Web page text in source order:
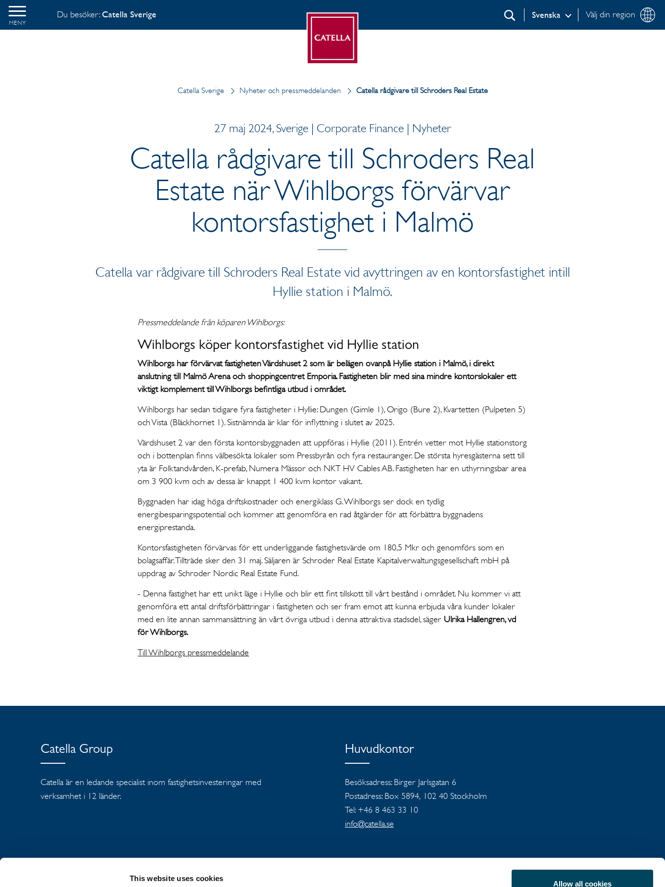
This website uses cookies
Allow all cookies
MENY
Du besöker:Catella Sverige Välj din region
Svenska
Sök
Catella Sverige Nyheter och pressmeddelanden Catella rådgivare till Schroders Real Estate
27 maj 2024, Sverige | Corporate Finance | Nyheter
Catella rådgivare till Schroders Real
Estate när Wihlborgs förvärvar
kontorsfastighet i Malmö
Catella var rådgivare till Schroders Real Estate vid avyttringen av en kontorsfastighet intill
Hyllie station i Malmö.
Pressmeddelande från köparen Wihlborgs:
Wihlborgs köper kontorsfastighet vid Hyllie station
Wihlborgs har förvärvat fastigheten Värdshuset 2 som är belägen ovanpå Hyllie station i Malmö, i direkt
anslutning till Malmö Arena och shoppingcentret Emporia. Fastigheten blir med sina mindre kontorslokaler ett
viktigt komplement till Wihlborgs befintliga utbud i området.
Wihlborgs har sedan tidigare fyra fastigheter i Hyllie: Dungen (Gimle 1), Origo (Bure 2), Kvartetten (Pulpeten 5)
och Vista (Bläckhornet 1). Sistnämnda är klar för inflyttning i slutet av 2025.
Värdshuset 2 var den första kontorsbyggnaden att uppföras i Hyllie (2011). Entrén vetter mot Hyllie stationstorg
och i bottenplan finns välbesökta lokaler som Pressbyrån och fyra restauranger. De största hyresgästerna sett till
yta är Folktandvården, K-prefab, Numera Mässor och NKT HV Cables AB. Fastigheten har en uthyrningsbar area
om 3 900 kvm och av dessa är knappt 1 400 kvm kontor vakant.
Byggnaden har idag höga driftskostnader och energiklass G. Wihlborgs ser dock en tydlig
energibesparingspotential och kommer att genomföra en rad åtgärder för att förbättra byggnadens
energiprestanda.
Kontorsfastigheten förvärvas för ett underliggande fastighetsvärde om 180,5 Mkr och genomförs som en
bolagsaffär. Tillträde sker den 31 maj. Säljaren är Schroder Real Estate Kapitalverwaltungsgesellschaft mbH på
uppdrag av Schroder Nordic Real Estate Fund.
- Denna fastighet har ett unikt läge i Hyllie och blir ett fint tillskott till vårt bestånd i området. Nu kommer vi att
genomföra ett antal driftsförbättringar i fastigheten och ser fram emot att kunna erbjuda våra kunder lokaler
med en lite annan sammansättning än vårt övriga utbud i denna attraktiva stadsdel, säger Ulrika Hallengren, vd
för Wihlborgs.
Till Wihlborgs pressmeddelande
Catella Group
Catella är en ledande specialist inom fastighetsinvesteringar med
verksamhet i 12 länder.
Huvudkontor
Besöksadress: Birger Jarlsgatan 6
Postadress: Box 5894, 102 40 Stockholm
Tel: +46 8 463 33 10
info@catella.se